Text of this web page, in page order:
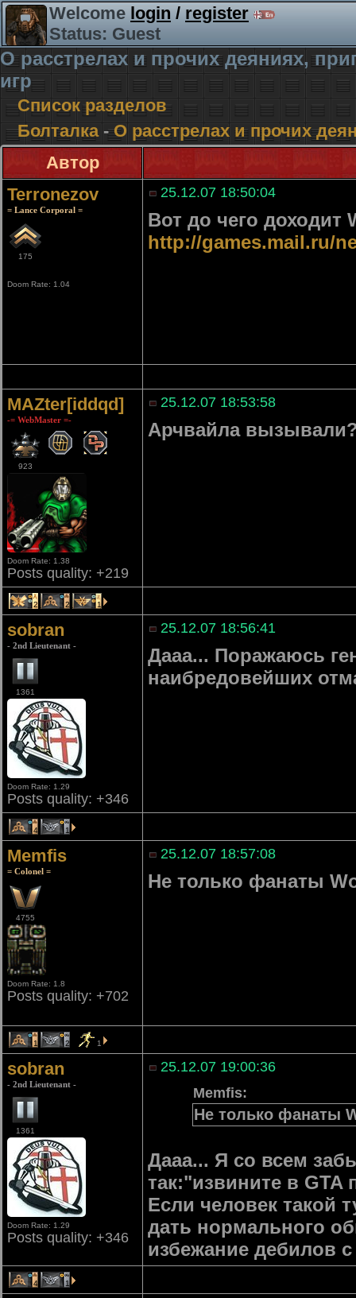
Welcome login/register
Status: Guest
О расстрелах и прочих деяниях,
игр
Список разделов
Болталка-О расстрелах и прочих
Автор
Terronezov
= Lance Corporal =
175
Doom Rate: 1.04
25.12.07 18:50:04
Вот до чего доходит
http://games.mail.ru/
MAZter[iddqd]
-= WebMaster =-
923
Doom Rate: 1.38
Posts quality: +219
25.12.07 18:53:58
Арчвайла
2 2 1
sobran
- 2nd Lieutenant -
1361
Doom Rate: 1.29
Posts quality: +346
25.12.07 18:56:41
Дааа... Поражаюсь
наибредовейших
4 1
Memfis
= Colonel =
4755
Doom Rate: 1.8
Posts quality: +702
25.12.07 18:57:08
Не только фанаты
1 2 1
sobran
- 2nd Lieutenant -
1361
Doom Rate: 1.29
Posts quality: +346
25.12.07 19:00:36
Memfis:
Не только фанаты
Дааа... Я со всем
так:"извините в GTA
Если человек такой
дать нормального
избежание дебилов
4 1